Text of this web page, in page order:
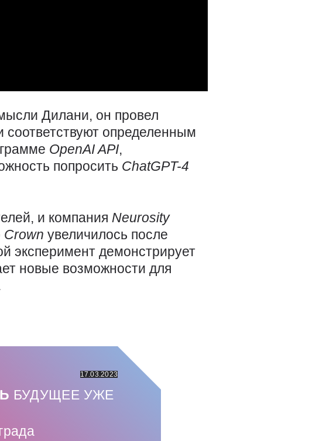
Дилани, он провел
соответствуют определенным
OpenAIAPI,
попросить ChatGPT-4
и компания Neurosity
Crown увеличилось после
эксперимент демонстрирует
новые возможности для
17.03.2023
БУДУЩЕЕ УЖЕ